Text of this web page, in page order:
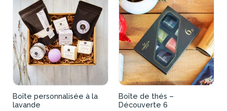
Boîte personnalisée à la
lavande
Boîte de thés –
Découverte 6